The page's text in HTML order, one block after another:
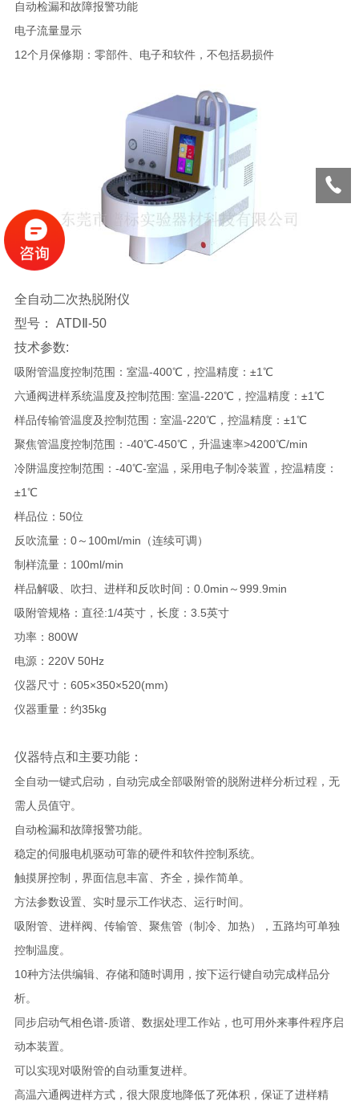
自动检漏和故障报警功能
电子流量显示
12个月保修期：零部件、电子和软件，不包括易损件
全自动二次热脱附仪
型号： ATDⅡ-50
技术参数:
吸附管温度控制范围：室温-400℃，控温精度：±1℃
六通阀进样系统温度及控制范围: 室温-220℃，控温精度：±1℃
样品传输管温度及控制范围：室温-220℃，控温精度：±1℃
聚焦管温度控制范围：-40℃-450℃，升温速率>4200℃/min
冷阱温度控制范围：-40℃-室温，采用电子制冷装置，控温精度：
±1℃
样品位：50位
反吹流量：0～100ml/min（连续可调）
制样流量：100ml/min
样品解吸、吹扫、进样和反吹时间：0.0min～999.9min
吸附管规格：直径:1/4英寸，长度：3.5英寸
功率：800W
电源：220V 50Hz
仪器尺寸：605×350×520(mm)
仪器重量：约35kg
仪器特点和主要功能：
全自动一键式启动，自动完成全部吸附管的脱附进样分析过程，无
需人员值守。
自动检漏和故障报警功能。
稳定的伺服电机驱动可靠的硬件和软件控制系统。
触摸屏控制，界面信息丰富、齐全，操作简单。
方法参数设置、实时显示工作状态、运行时间。
吸附管、进样阀、传输管、聚焦管（制冷、加热），五路均可单独
控制温度。
10种方法供编辑、存储和随时调用，按下运行键自动完成样品分
析。
同步启动气相色谱-质谱、数据处理工作站，也可用外来事件程序启
动本装置。
可以实现对吸附管的自动重复进样。
高温六通阀进样方式，很大限度地降低了死体积，保证了进样精